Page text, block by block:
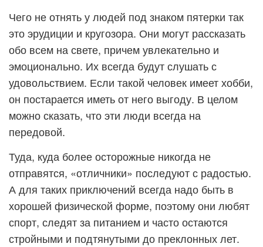
Чего не отнять у людей под знаком пятерки так
это эрудиции и кругозора. Они могут рассказать
обо всем на свете, причем увлекательно и
эмоционально. Их всегда будут слушать с
удовольствием. Если такой человек имеет хобби,
он постарается иметь от него выгоду. В целом
можно сказать, что эти люди всегда на
передовой.
Туда, куда более осторожные никогда не
отправятся, «отличники» последуют с радостью.
А для таких приключений всегда надо быть в
хорошей физической форме, поэтому они любят
спорт, следят за питанием и часто остаются
стройными и подтянутыми до преклонных лет.